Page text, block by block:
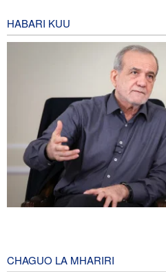
HABARI KUU
CHAGUO LA MHARIRI